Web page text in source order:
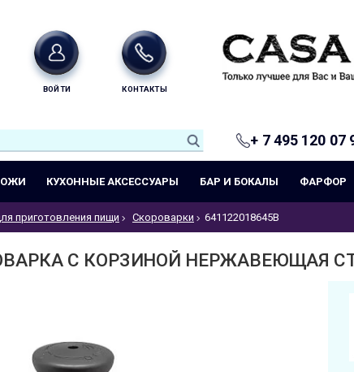
ВОЙТИ КОНТАКТЫ
+ 7 495 120 07
КУХОННЫЕ АКСЕССУАРЫ БАР И БОКАЛЫ ФАРФОР
приготовления пищи Скороварки 641122018645B
С КОРЗИНОЙ НЕРЖАВЕЮЩАЯ